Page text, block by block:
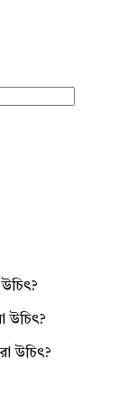
উচিৎ?
উচিৎ?